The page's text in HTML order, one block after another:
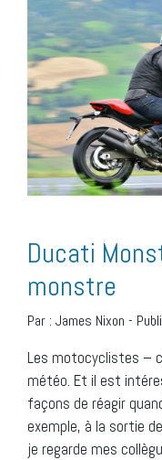
Ducati
monstre
Par : James Nixon -
Les motocyclistes –
météo. Et il est
façons de réagir
exemple, à la sortie
je regarde mes